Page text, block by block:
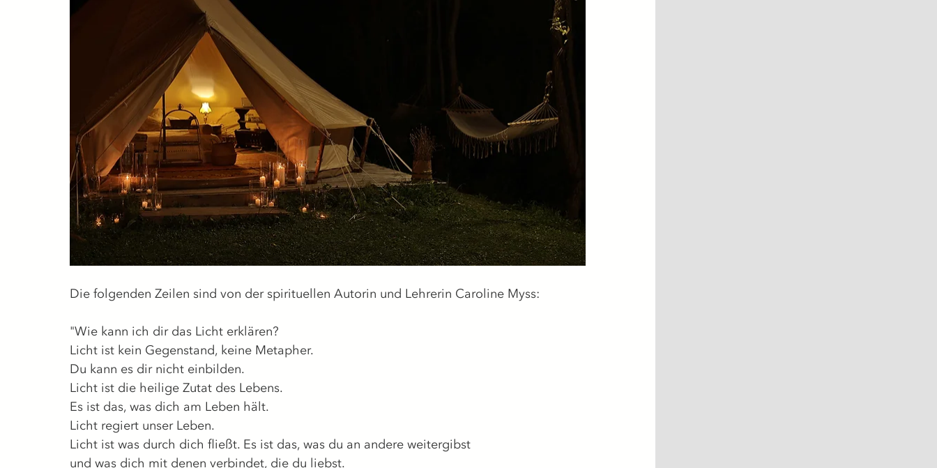
Die folgenden Zeilen sind von der spirituellen Autorin und Lehrerin Caroline Myss:
"Wie kann ich dir das Licht erklären?
Licht ist kein Gegenstand, keine Metapher.
Du kann es dir nicht einbilden.
Licht ist die heilige Zutat des Lebens.
Es ist das, was dich am Leben hält.
Licht regiert unser Leben.
Licht ist was durch dich fließt. Es ist das, was du an andere weitergibst
und was dich mit denen verbindet, die du liebst.